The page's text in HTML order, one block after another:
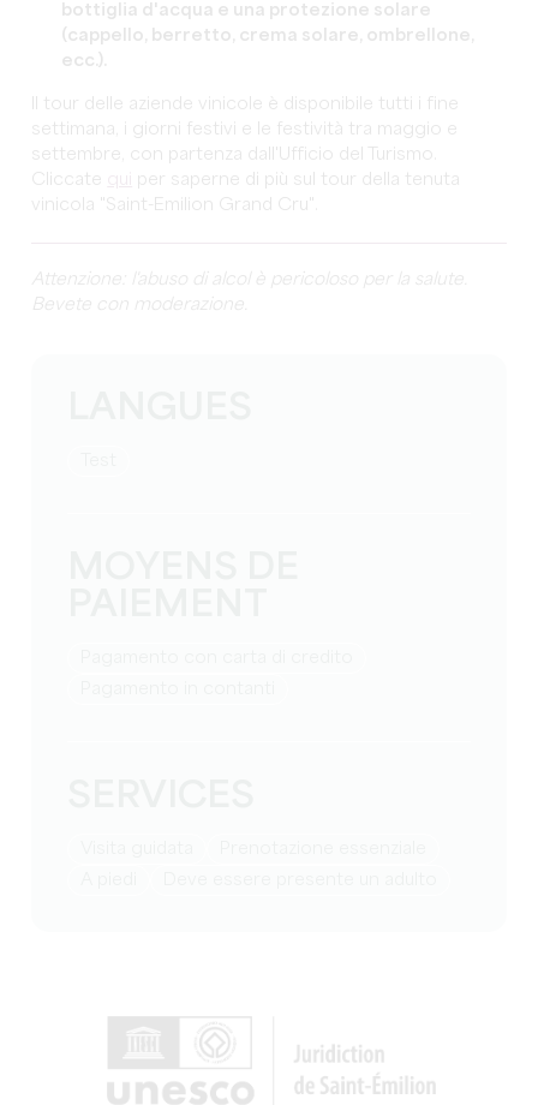
bottiglia d'acqua e una protezione solare
(cappello, berretto, crema solare, ombrellone,
ecc.).
Il tour delle aziende vinicole è disponibile tutti i fine
settimana, i giorni festivi e le festività tra maggio e
settembre, con partenza dall'Ufficio del Turismo.
Cliccate
per saperne di più sul tour della tenuta
vinicola "Saint-Emilion Grand Cru".
Attenzione: l'abuso di alcol è pericoloso per la salute.
Bevete con moderazione.